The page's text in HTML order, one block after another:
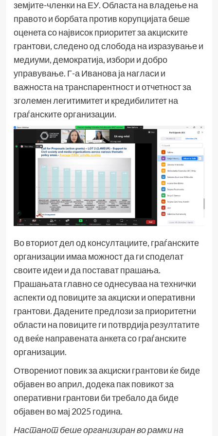
земјите-членки на ЕУ. Областа на владење на
правото и борбата против корупцијата беше
оценета со највисок приоритет за акциските
грантови, следено од слобода на изразување и
медиуми, демократија, избори и добро
управување. Г-а Иванова ја нагласи и
важноста на транспарентност и отчетност за
зголемен легитимитет и кредибилитет на
граѓанските организации.
Во вториот дел од консултациите, граѓанските
организации имаа можност да ги споделат
своите идеи и да постават прашања.
Прашањата главно се однесуваа на технички
аспекти од повиците за акциски и оперативни
грантови. Дадените предлози за приоритетни
области на повиците ги потврдија резултатите
од веќе направената анкета со граѓанските
организации.
Отворениот повик за акциски грантови ќе биде
објавен во април, додека пак повикот за
оперативни грантови би требало да биде
објавен во мај 2025 година.
Настанот беше организиран во рамки на